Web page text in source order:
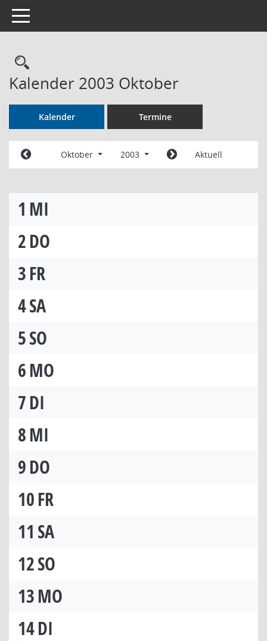
Toggle navigation
Rechercheauswahl
Kalender 2003 Oktober
Kalender Termine
Oktober 2003 Aktuell
1 MI
2DO
3FR
4SA
5SO
6MO
7DI
8MI
9DO
10FR
11 SA
12SO
13MO
14DI